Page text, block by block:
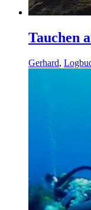
Tauchen
Gerhard,